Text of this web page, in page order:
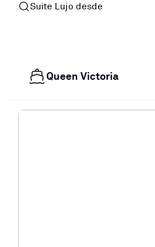
Suite Lujo desde
Queen Victoria